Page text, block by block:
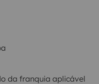
da franquia aplicável